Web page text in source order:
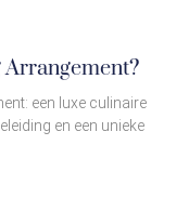
Arrangement?
een luxe culinaire
en een unieke